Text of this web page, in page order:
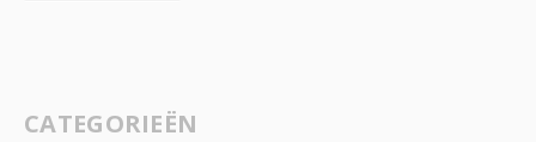
CATEGORIEËN